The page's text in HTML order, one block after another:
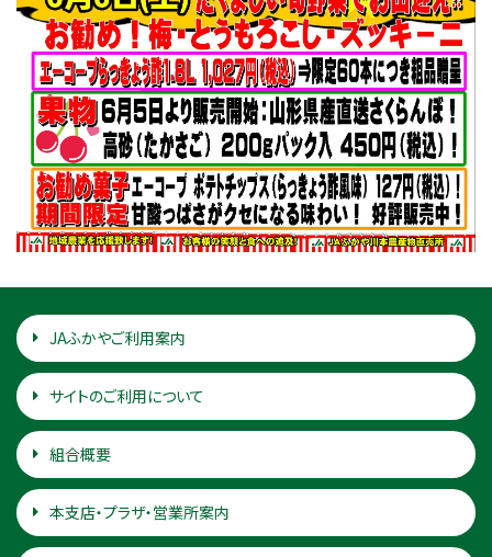
JAふかやご利用案内
サイトのご利用について
組合概要
本支店・プラザ・営業所案内